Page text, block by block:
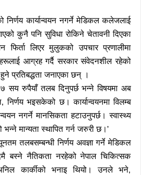
निर्णय कार्यान्वयन नगर्ने मेडिकल कलेजलाई
कुनै पनि सुविधा रोकिने चेतावनी दिएका
लिएर मुलुकको उपचार प्रणालीमा
आग्रह गर्दै सरकार संवेदनशील रहेको
प्रतिबद्धता जनाएका छन् ।
सय रुपैयाँ तलब दिनुपर्छ भन्ने विषयमा अब
भइसकेको छ। कार्यान्वयनमा विलम्ब
नगर्ने मानसिकता हटाउनुपर्छ। स्वास्थ्य
भन्ने मान्यता स्थापित गर्न जरुरी छ।’
न्यूनतम तलबसम्बन्धी निर्णय अवज्ञा गर्ने मेडिकल
नैतिकता नरहेको नेपाल चिकित्सक
कार्कीको भनाइ थियो। उनले भने,